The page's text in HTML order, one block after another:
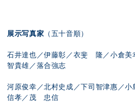
展示写真家 （五十音順）
石井達也／伊藤彰／衣斐 隆／小倉美
智貴雄／落合強志
河原俊幸／北村史成／下司智津惠／
信孝／茂 忠信